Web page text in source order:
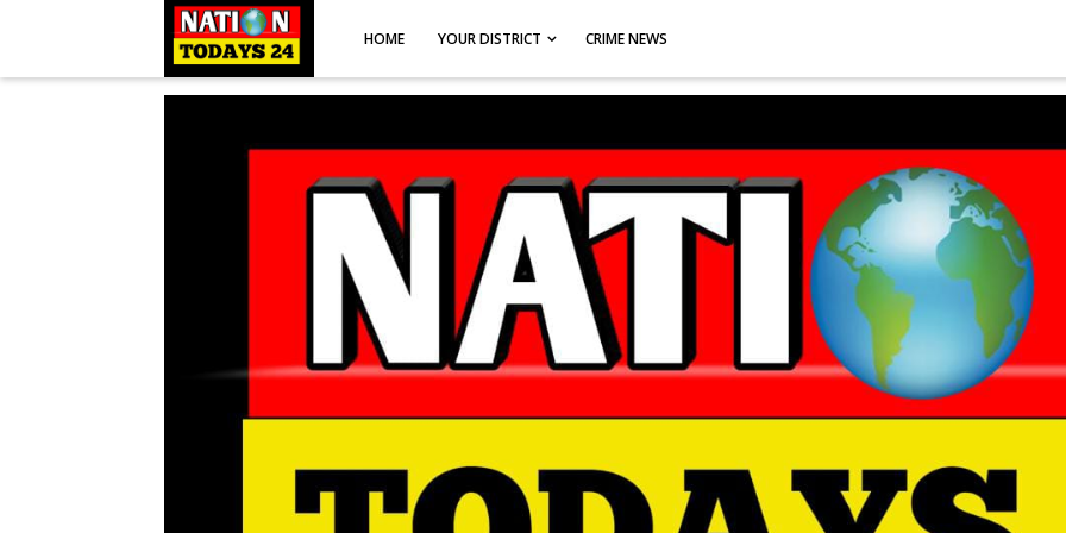
HOME YOUR DISTRICT CRIME NEWS